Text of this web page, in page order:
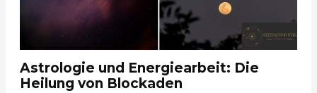
Astrologie und Energiearbeit: Die
Heilung von Blockaden